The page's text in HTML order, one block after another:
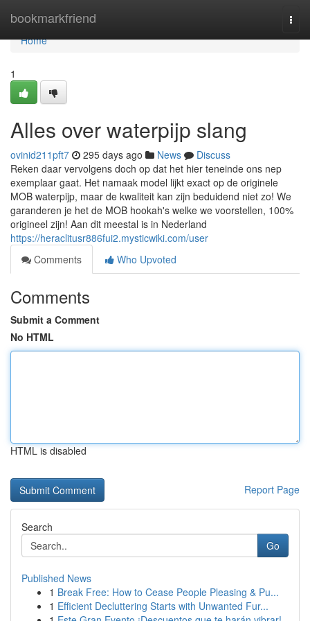
bookmarkfriend
Home
Home
1
Alles over waterpijp slang
ovinid211pft7 295 days ago News
Discuss
Reken daar vervolgens doch op dat het hier teneinde ons nep
exemplaar gaat. Het namaak model lijkt exact op de originele
MOB waterpijp, maar de kwaliteit kan zijn beduidend niet zo! We
garanderen je het de MOB hookah's welke we voorstellen, 100%
origineel zijn! Aan dit meestal is in Nederland
https://heraclitusr886fui2.mysticwiki.com/user
Comments
Who Upvoted
Comments
Submit a Comment
No HTML
HTML is disabled
Report Page
Search
Go
Published News
1 Break Free: How to Cease People Pleasing & Pu...
1 Efficient Decluttering Starts with Unwanted Fur...